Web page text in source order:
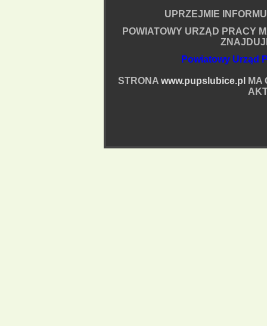
UPRZEJMIE
POWIATOWY URZĄD PRACY
Powiatowy Urząd
STRONA www.pupslubice.pl
MA